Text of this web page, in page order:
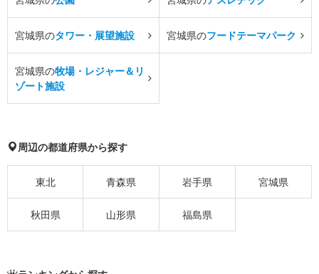
宮城県のタワー・展望施設 宮城県のフードテーマパーク
宮城県の牧場・レジャー＆リ
ゾート施設
周辺の都道府県から探す
東北 青森県 岩手県 宮城県
秋田県 山形県 福島県